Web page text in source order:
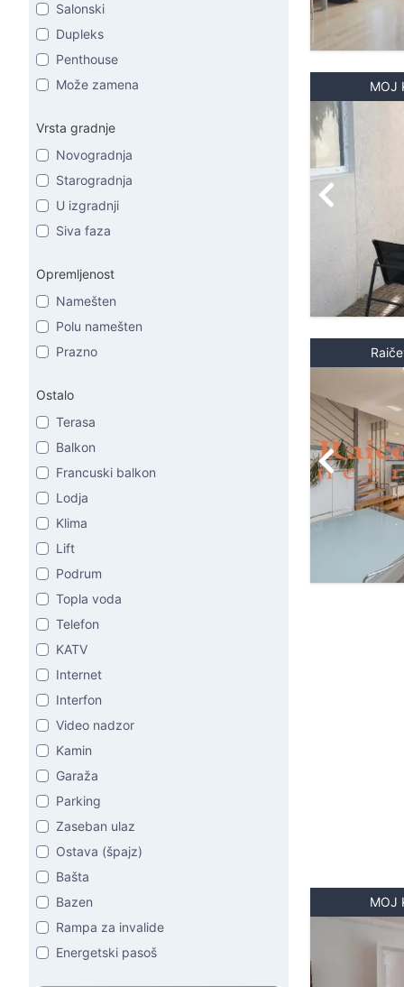
Salonski
Dupleks
Penthouse
Može zamena
Vrsta gradnje
Novogradnja
Starogradnja
U izgradnji
Siva faza
Opremljenost
Namešten
Polu namešten
Prazno
Ostalo
Terasa
Balkon
Francuski balkon
Lodja
Klima
Lift
Podrum
Topla voda
Telefon
KATV
Internet
Interfon
Video nadzor
Kamin
Garaža
Parking
Zaseban ulaz
Ostava (špajz)
Bašta
Bazen
Rampa za invalide
Energetski pasoš
MOJ
MOJ